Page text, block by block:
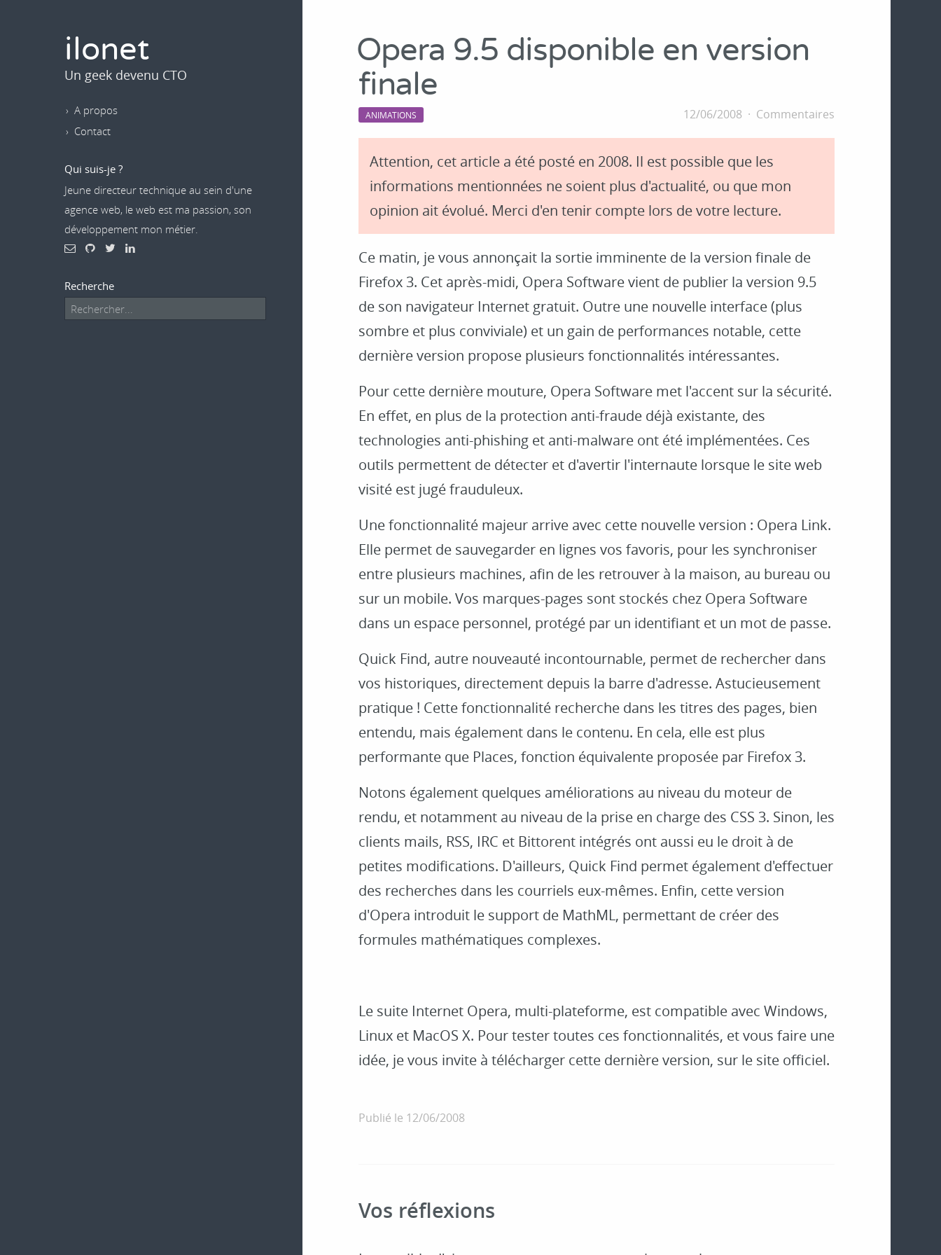
Opera 9.5 disponible en version
finale
ANIMATIONS 12/06/2008 Commentaires
Attention, cet article a été posté en 2008. Il est possible que les
informations mentionnées ne soient plus d'actualité, ou que mon
opinion ait évolué. Merci d'en tenir compte lors de votre lecture.
Ce matin, je vous annonçait la sortie imminente de la version finale de
Firefox 3. Cet après-midi, Opera Software vient de publier la version 9.5
de son navigateur Internet gratuit. Outre une nouvelle interface (plus
sombre et plus conviviale) et un gain de performances notable, cette
dernière version propose plusieurs fonctionnalités intéressantes.
Pour cette dernière mouture, Opera Software met l'accent sur la sécurité.
En effet, en plus de la protection anti-fraude déjà existante, des
technologies anti-phishing et anti-malware ont été implémentées. Ces
outils permettent de détecter et d'avertir l'internaute lorsque le site web
visité est jugé frauduleux.
Une fonctionnalité majeur arrive avec cette nouvelle version : Opera Link.
Elle permet de sauvegarder en lignes vos favoris, pour les synchroniser
entre plusieurs machines, afin de les retrouver à la maison, au bureau ou
sur un mobile. Vos marques-pages sont stockés chez Opera Software
dans un espace personnel, protégé par un identifiant et un mot de passe.
Quick Find, autre nouveauté incontournable, permet de rechercher dans
vos historiques, directement depuis la barre d'adresse. Astucieusement
pratique ! Cette fonctionnalité recherche dans les titres des pages, bien
entendu, mais également dans le contenu. En cela, elle est plus
performante que Places, fonction équivalente proposée par Firefox 3.
Notons également quelques améliorations au niveau du moteur de
rendu, et notamment au niveau de la prise en charge des CSS 3. Sinon, les
clients mails, RSS, IRC et Bittorent intégrés ont aussi eu le droit à de
petites modifications. D'ailleurs, Quick Find permet également d'effectuer
des recherches dans les courriels eux-mêmes. Enfin, cette version
d'Opera introduit le support de MathML, permettant de créer des
formules mathématiques complexes.
Le suite Internet Opera, multi-plateforme, est compatible avec Windows,
Linux et MacOS X. Pour tester toutes ces fonctionnalités, et vous faire une
idée, je vous invite à télécharger cette dernière version, sur le site officiel.
Publié le 12/06/2008
Vos réflexions
ilonet
Un geek devenu CTO
A propos
Contact
Qui suis-je ?
Jeune directeur technique au sein d'une
agence web, le web est ma passion, son
développement mon métier.
Recherche